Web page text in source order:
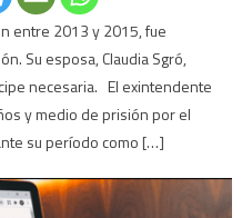
entre 2013 y 2015, fue
Su esposa, Claudia Sgró,
necesaria. El exintendente
y medio de prisión por el
su período como […]